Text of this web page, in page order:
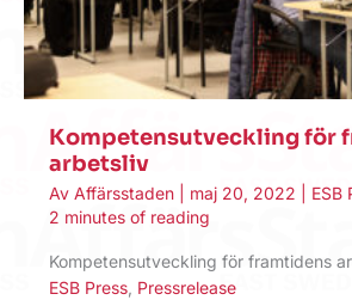
Kompetensutveckling för
arbetsliv
Av Affärsstaden maj 20, 2022 ESB
2 minutes of reading
Kompetensutveckling för framtidens
ESB Press Pressrelease